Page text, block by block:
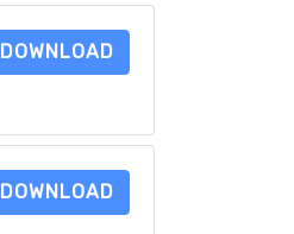
DOWNLOAD
DOWNLOAD